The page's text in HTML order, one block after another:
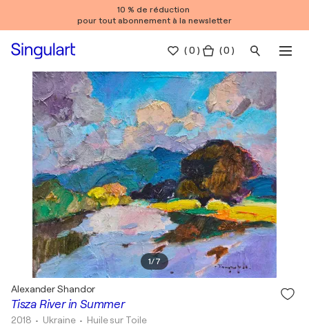
10 % de réduction
pour tout abonnement à la newsletter
(0 ) ( 0 )
1/7
Tisza River in Summer
Alexander Shandor
2018 • Ukraine • Huile sur Toile